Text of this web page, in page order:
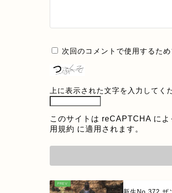
次回のコメントで使用するた
上に表示された文字を入力してく
このサイトは reCAPTCHA に
用規約 に適用されます。